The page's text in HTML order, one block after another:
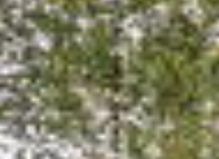
Uw huis verhuren
Onze diensten
Contact
Word jij onze nieuwe makelaar?
Woning Waarde Adviesdagen
De waarde van uw woning
Blog
De Amsterdamse woningmarkt
verandert